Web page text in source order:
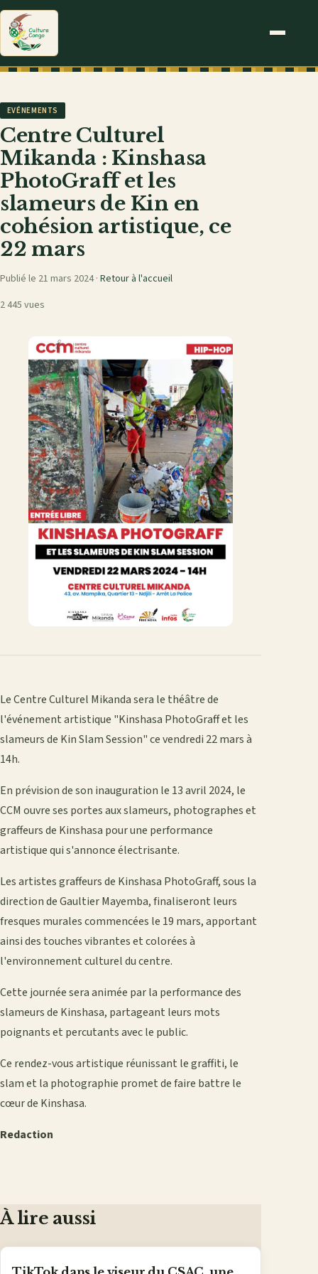
EVÉNEMENTS
Centre Culturel
Mikanda : Kinshasa
PhotoGraff et les
slameurs de Kin en
cohésion artistique, ce
22 mars
Publié le 21 mars 2024 · Retour à l'accueil
2 445 vues
Le Centre Culturel Mikanda sera le théâtre de
l'événement artistique "Kinshasa PhotoGraff et les
slameurs de Kin Slam Session" ce vendredi 22 mars à
14h.
En prévision de son inauguration le 13 avril 2024, le
CCM ouvre ses portes aux slameurs, photographes et
graffeurs de Kinshasa pour une performance
artistique qui s'annonce électrisante.
Les artistes graffeurs de Kinshasa PhotoGraff, sous la
direction de Gaultier Mayemba, finaliseront leurs
fresques murales commencées le 19 mars, apportant
ainsi des touches vibrantes et colorées à
l'environnement culturel du centre.
Cette journée sera animée par la performance des
slameurs de Kinshasa, partageant leurs mots
poignants et percutants avec le public.
Ce rendez-vous artistique réunissant le graffiti, le
slam et la photographie promet de faire battre le
cœur de Kinshasa.
Redaction
À lire aussi